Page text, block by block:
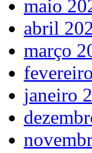
maio
abril
março
janeiro